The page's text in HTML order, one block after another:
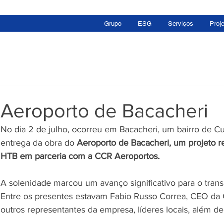
Grupo ESG Serviços
Aeroporto de Bacacheri
No dia 2 de julho, ocorreu em Bacacheri, um bairro de
entrega da obra do Aeroporto de Bacacheri, um projeto
HTB em parceria com a CCR Aeroportos.
A solenidade marcou um avanço significativo para o
Entre os presentes estavam Fabio Russo Correa, CEO
outros representantes da empresa, líderes locais, além